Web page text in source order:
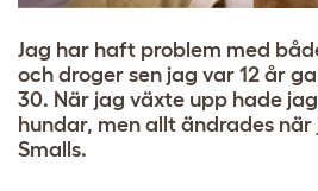
Jag har haft problem med
och droger sen jag var 12 år
30. När jag växte upp hade
hundar, men allt ändrades
Smalls.